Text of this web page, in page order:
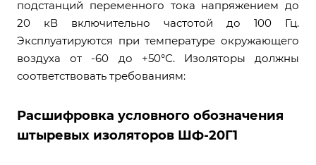
подстанций переменного тока напряжением до
20 кВ включительно частотой до 100 Гц.
Эксплуатируются при температуре окружающего
воздуха от -60 до +50°С. Изоляторы должны
соответствовать требованиям:
Расшифровка условного обозначения
штыревых изоляторов ШФ-20Г1